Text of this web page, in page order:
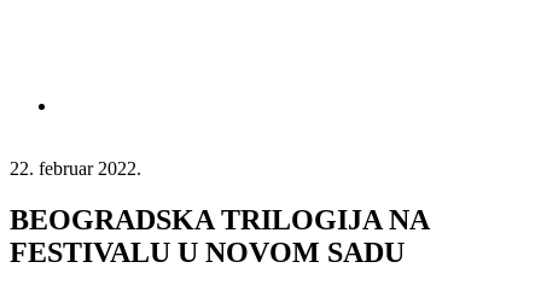
22. februar 2022.
BEOGRADSKA TRILOGIJA NA
FESTIVALU U NOVOM SADU